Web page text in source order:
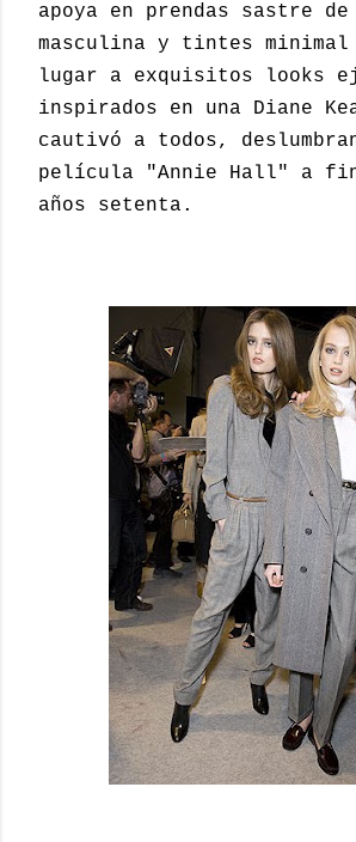
apoya en prendas sastre
masculina y tintes minimal
lugar a exquisitos looks
inspirados en una Diane
cautivó a todos,
película "Annie Hall" a
años setenta.